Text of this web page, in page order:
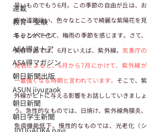
連載
教育・受験
キャンペーン
ASA得ストア
ASA得マガジン
朝日新聞出版
ASUN jiyugaok
朝日新聞
朝日学生新聞
JIYUGAOKA navi
早いものでもう6月。この季節の自由が丘は、お
庭や道路沿い、色々なところで綺麗な紫陽花を見
ることができて、梅雨の季節を感じます。さて、
美容の面では、6月といえば、紫外線。気象庁の
発表によると、6月から7月にかけて、紫外線が
一番強くなる時期と言われています。 そこで、紫
外線がヒトに与える影響をお話ししていきましょ
う。急性的なものでは、日焼け、紫外線角膜炎、
免疫機能低下。慢性的なものでは、光老化（シ